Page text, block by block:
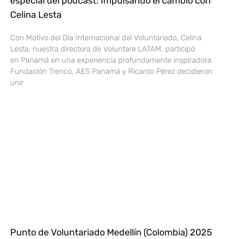
Celina Lesta
Con Motivo del Día Internacional del Voluntariado, Celina
Lesta, nuestra directora de Voluntare LATAM, participó
en Panamá en una experiencia profundamente inspiradora.
Fundación Trenco, AES Panamá y Ricardo Pérez decidieron
unir
Punto de Voluntariado Medellín (Colombia) 2025